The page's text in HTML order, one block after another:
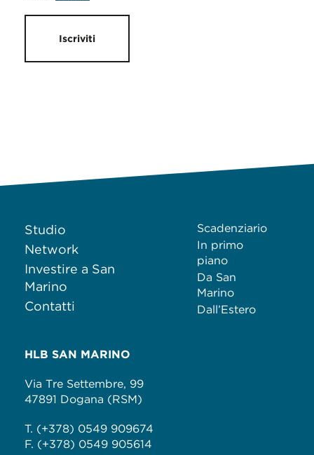
Iscriviti
Studio
Network
Investire a San
Marino
Contatti
Scadenziario
In primo
piano
Da San
Marino
Dall’Estero
HLB SAN MARINO
Via Tre Settembre, 99
47891 Dogana (RSM)
T. (+378) 0549 909674
F. (+378) 0549 905614